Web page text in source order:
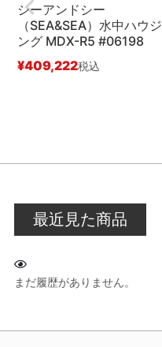
シーアンドシー
（SEA&SEA）水中ハウジ
ング MDX-R5 #06198
¥409,222税込
最近見た商品
まだ履歴がありません。